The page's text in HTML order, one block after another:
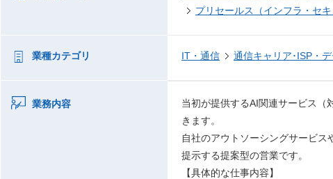
プリセールス（インフラ・セ
業種カテゴリ IT・通信 通信キャリア･ISP・
業務内容
当初が提供するAI関連サービス（
きます。
自社のアウトソーシングサービ
提示する提案型の営業です。
【具体的な仕事内容】